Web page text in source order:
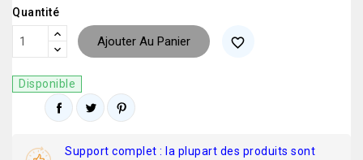
Quantité
Ajouter Au Panier favorite_border
Disponible
Support complet : la plupart des produits sont